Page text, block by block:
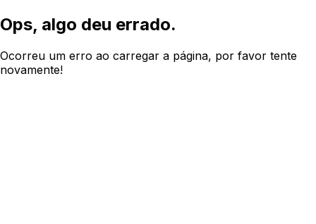
Ops, algo deu errado.
Ocorreu um erro ao carregar a página, por favor tente
novamente!